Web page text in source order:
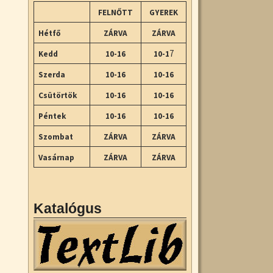
FELNŐTT
GYEREK
Hétfő
ZÁRVA
ZÁRVA
Kedd
10-16 10-17
Szerda 10-16
10-16
Csütörtök
10-16
10-16
Péntek
10-16
10-16
Szombat
ZÁRVA
ZÁRVA
Vasárnap
ZÁRVA ZÁRVA
Katalógus